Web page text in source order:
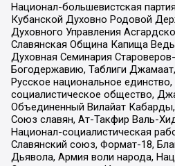
Национал-большевистская
Кубанской Духовно Родовой
Духовного Управления
Славянская Община Капища
Духовная Семинария
Богодержавию, Таблиги
Русское национальное
социалистическое общество,
Объединенный Вилайат
Союз славян, Ат-Такфир Валь-
Национал-социалистическая
Славянский союз, Формат-18,
Дьявола, Армия воли народа,